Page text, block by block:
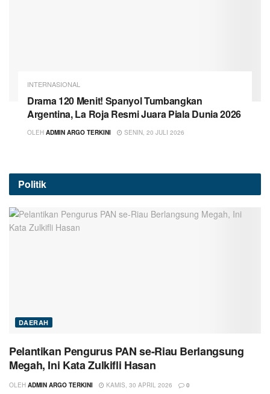
INTERNASIONAL
Drama 120 Menit! Spanyol Tumbangkan
Argentina, La Roja Resmi Juara Piala Dunia 2026
OLEH ADMIN ARGO TERKINI SENIN, 20 JULI 2026
Politik
DAERAH
Pelantikan Pengurus PAN se-Riau Berlangsung
Megah, Ini Kata Zulkifli Hasan
OLEH ADMIN ARGO TERKINI KAMIS, 30 APRIL 2026 0